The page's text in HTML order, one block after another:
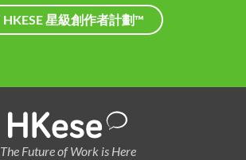
HKESE 星級創作者計劃™
The Future of Work is Here